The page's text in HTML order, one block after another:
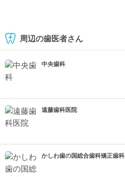
周辺の歯医者さん
中央歯科
遠藤歯科医院
かしわ歯の国総合歯科矯正歯科